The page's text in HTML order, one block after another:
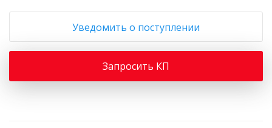
Уведомить о поступлении
Запросить КП